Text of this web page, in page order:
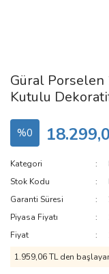
Güral Porselen
Kutulu
%0
Kategori
Stok Kodu
Garanti Süresi
Piyasa Fiyatı
Fiyat
1.959,06 TL den